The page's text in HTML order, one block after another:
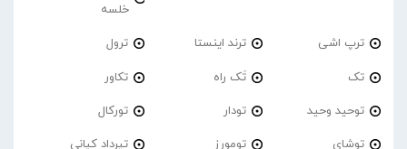
خلسه
ترپ اشی ترند اینستا ترول
تک تَک راه تکاور
توحید وحید تودار تورکال
توشای تومورز تیرداد کیانی